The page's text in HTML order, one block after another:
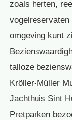
zoals herten,
vogelreservaten
omgeving kunt
talloze
Kröller-Müller
Jachthuis Sint
Pretparken